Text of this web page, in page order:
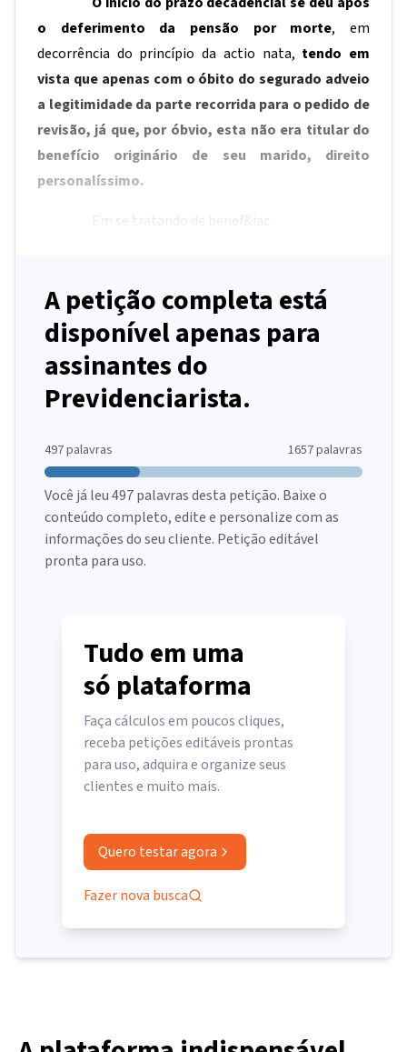
o deferimento da pensão por morte, em
decorrência do princípio da actio nata, tendo em
vista que apenas com o óbito do segurado adveio
a legitimidade da parte recorrida para o pedido de
revisão, já que, por óbvio, esta não era titular do
benefício originário de seu marido, direito
personalíssimo.
Em se tratando de benef&iac
A petição completa está
disponível apenas para
assinantes do
Previdenciarista.
497palavras 1657palavras
Você já leu497palavras desta petição. Baixe o
conteúdo completo, edite e personalize com as
informações do seu cliente. Petição editável
pronta para uso.
Tudo em uma
só plataforma
Faça cálculos em poucos cliques,
receba petições editáveis prontas
para uso, adquira e organize seus
clientes e muito mais.
Quero testar agora
Fazer nova busca